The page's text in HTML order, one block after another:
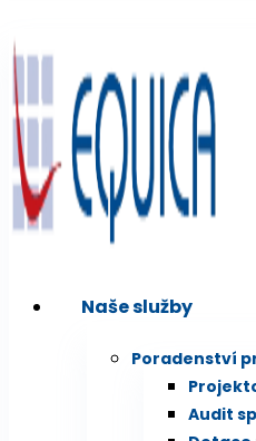
Naše služby
Poradenství
Audit